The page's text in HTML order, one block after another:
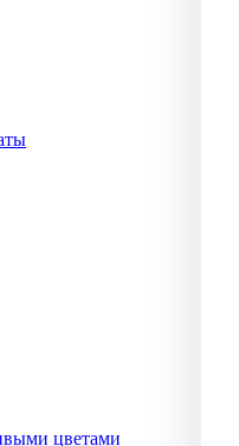
цветами